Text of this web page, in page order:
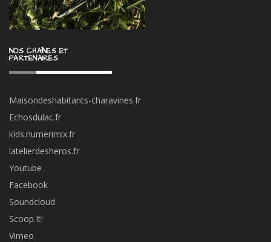
NOS CHAÎNES ET
PARTENAIRES
Maisondeshabitants-charavines.fr
Echosdulac.fr
kids.numerimix.fr
latelierdesheros.fr
Youtube
Facebook
Soundcloud
Scoop.It!
Vimeo